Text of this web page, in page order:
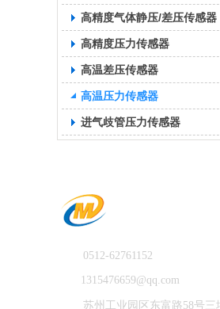
高精度气体静压/差压传感器
高精度压力传感器
高温差压传感器
高温压力传感器
进气歧管压力传感器
0512-62761152
1315476659@qq.com
苏州工业园区东富路58号三